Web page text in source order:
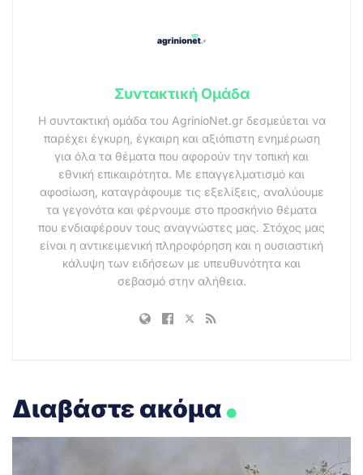
Συντακτική Ομάδα
Η συντακτική ομάδα του AgrinioNet.gr δεσμεύεται να
παρέχει έγκυρη, έγκαιρη και αξιόπιστη ενημέρωση
για όλα τα θέματα που αφορούν την τοπική και
εθνική επικαιρότητα. Με επαγγελματισμό και
αφοσίωση, καταγράφουμε τις εξελίξεις, αναλύουμε
τα γεγονότα και φέρνουμε στο προσκήνιο θέματα
που ενδιαφέρουν τους αναγνώστες μας. Στόχος μας
είναι η αντικειμενική πληροφόρηση και η ουσιαστική
κάλυψη των ειδήσεων με υπευθυνότητα και
σεβασμό στην αλήθεια.
Διαβάστε ακόμα.